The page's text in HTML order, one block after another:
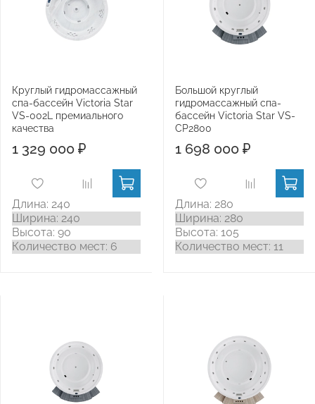
Круглый гидромассажный
спа-бассейн Victoria Star
VS-002L премиального
качества
Длина: 240
Ширина: 240
Высота: 90
Количество мест: 6
1 329 000 ₽
Большой круглый
гидромассажный спа-
бассейн Victoria Star VS-
CP2800
Длина: 280
Ширина: 280
Высота: 105
Количество мест: 11
1 698 000 ₽